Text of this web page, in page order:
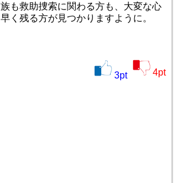
も救助捜索に関わる方も、大変な心
く残る方が見つかりますように。
3pt 4pt